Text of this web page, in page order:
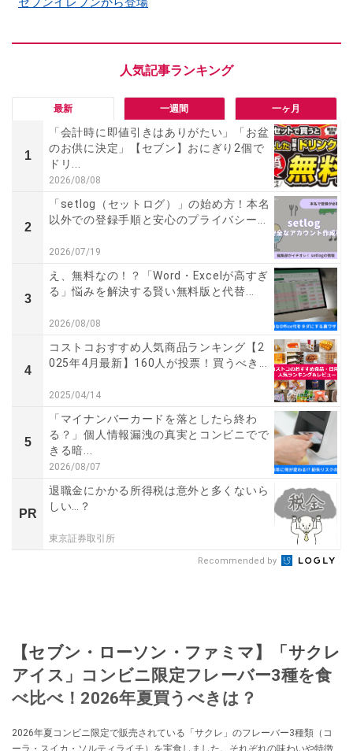
最新 一週間 一ヶ月
1
「会計時に即値引きはありがたい」「お盆
のお供に決定」【セブン】おにぎり2個で
ドリ...
2026/08/08
2
「setlog（セットログ）」の始め方！本名
以外での登録手順と安心のプライバシー...
2026/07/19
3
え、無料なの！？「Word・Excelが高すぎ
る」悩みを解決する賢い無料版と代替...
2026/08/08
4
コストコおすすめ人気商品ランキング【2
025年4月最新】160人が投票！買うべき...
2025/04/14
5
「マイナンバーカードを落としたら終わ
る？」個人情報漏洩の真実とコンビニでで
きる暗...
2026/08/07
PR
退職金にかかる所得税は意外と多くないら
しい…？
東京証券取引所
Recommended by
【セブン・ローソン・ファミマ】「サクレ
アイス」コンビニ限定フレーバー3種を食
べ比べ！2026年夏買うべきは？
2026年夏コンビニ限定で販売されている「サクレ」のフレーバー3種類（コ
ーラ・スイカ・ソルティライチ）を実食しました。それぞれの味わいや特徴